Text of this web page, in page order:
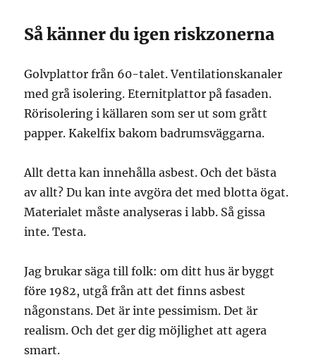
Så känner du igen riskzonerna
Golvplattor från 60-talet. Ventilationskanaler
med grå isolering. Eternitplattor på fasaden.
Rörisolering i källaren som ser ut som grått
papper. Kakelfix bakom badrumsväggarna.
Allt detta kan innehålla asbest. Och det bästa
av allt? Du kan inte avgöra det med blotta ögat.
Materialet måste analyseras i labb. Så gissa
inte. Testa.
Jag brukar säga till folk: om ditt hus är byggt
före 1982, utgå från att det finns asbest
någonstans. Det är inte pessimism. Det är
realism. Och det ger dig möjlighet att agera
smart.